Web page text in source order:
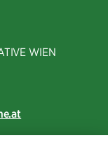
WIEN